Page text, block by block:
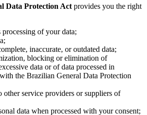
Data Protection Act provides you the right
of your data;
inaccurate, or outdated data;
blocking or elimination of
data or of data processed in
the Brazilian General Data Protection
other service providers or suppliers of
data when processed with your consent;